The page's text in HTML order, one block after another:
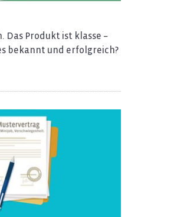
Das Pro­dukt ist klas­se –
be­kannt und er­folg­reich?